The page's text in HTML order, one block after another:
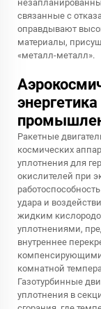
связанные с
оправдывают
материалы,
«металл-металл».
Ракетные
космических
уплотнения для
окислителей при
удара и
жидким
уплотнениями,
внутреннее
компенсирующими
комнатной
Газотурбинные
уплотнения в